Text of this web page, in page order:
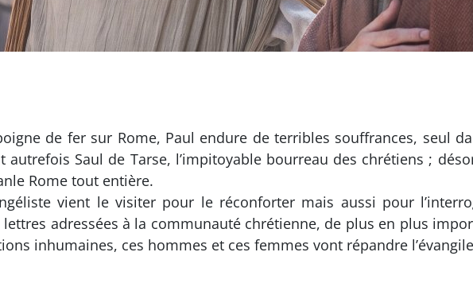
de fer sur Rome, Paul endure de terribles souffrances, seul
Saul de Tarse, l’impitoyable bourreau des chrétiens ;
Rome tout entière.
vient le visiter pour le réconforter mais aussi pour
adressées à la communauté chrétienne, de plus en plus
inhumaines, ces hommes et ces femmes vont répandre